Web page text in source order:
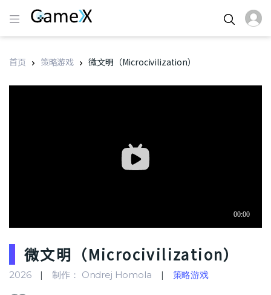
首页 策略游戏 微文明（Microcivilization）
微文明（Microcivilization）
2026 制作： Ondrej Homola 策略游戏